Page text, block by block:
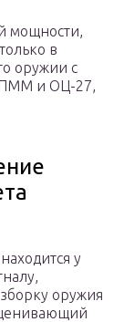
мощности,
в
оружии с
ПММ и ОЦ-27,
у
оружия